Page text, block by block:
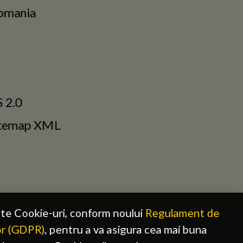
Cookie-uri, conform noului Regulament de
(GDPR), pentru a va asigura cea mai buna
2.0
XML